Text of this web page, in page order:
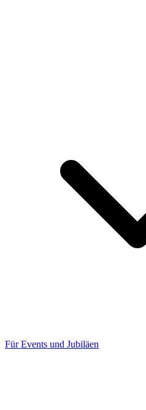
Für Events und Jubiläen